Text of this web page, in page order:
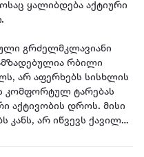
ყალიბდება აქტიური
გრძელმკლავიანი
რბილი
არ აფერხებს სისხლის
კომფორტულ ტარებას
აქტივობის დროს. მისი
არ იწვევს ქავილს.